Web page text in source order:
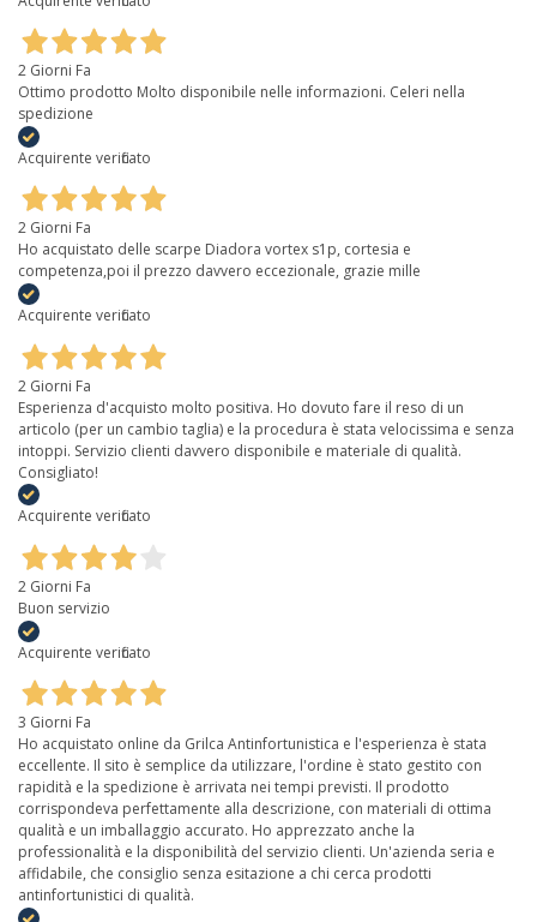
2 Giorni Fa
Ottimo prodotto Molto disponibile nelle informazioni. Celeri nella
spedizione
Acquirente verificato
2 Giorni Fa
Ho acquistato delle scarpe Diadora vortex s1p, cortesia e
competenza,poi il prezzo davvero eccezionale, grazie mille
Acquirente verificato
2 Giorni Fa
Esperienza d'acquisto molto positiva. Ho dovuto fare il reso di un
articolo (per un cambio taglia) e la procedura è stata velocissima e senza
intoppi. Servizio clienti davvero disponibile e materiale di qualità.
Consigliato!
Acquirente verificato
2 Giorni Fa
Buon servizio
Acquirente verificato
3 Giorni Fa
Ho acquistato online da Grilca Antinfortunistica e l'esperienza è stata
eccellente. Il sito è semplice da utilizzare, l'ordine è stato gestito con
rapidità e la spedizione è arrivata nei tempi previsti. Il prodotto
corrispondeva perfettamente alla descrizione, con materiali di ottima
qualità e un imballaggio accurato. Ho apprezzato anche la
professionalità e la disponibilità del servizio clienti. Un'azienda seria e
affidabile, che consiglio senza esitazione a chi cerca prodotti
antinfortunistici di qualità.